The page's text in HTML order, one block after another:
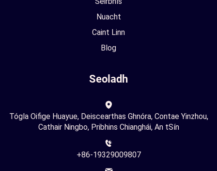
Nuacht
Caint Linn
Blog
Seoladh
Tógla Oifige Huayue, Deiscearthas Ghnóra, Contae Yinzhou,
Cathair Ningbo, Pribhins Chianghái, An tSín
+86-19329009807